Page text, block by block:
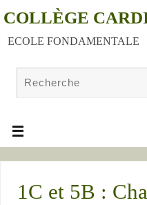
COLLÈGE
ECOLE FONDAMENTALE
1C et 5B :